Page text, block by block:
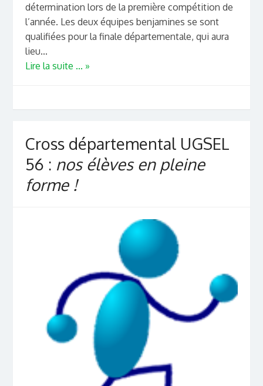
détermination lors de la première compétition de
l’année. Les deux équipes benjamines se sont
qualifiées pour la finale départementale, qui aura
lieu...
Lire la suite ... »
Cross départemental UGSEL
56 : nos élèves en pleine
forme !